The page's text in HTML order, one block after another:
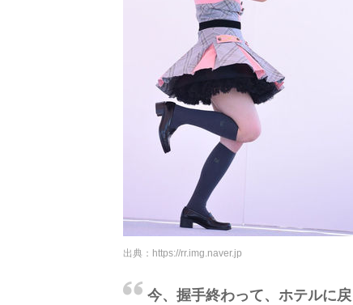
出典： https://rr.img.naver.jp
今、握手終わって、ホテルに